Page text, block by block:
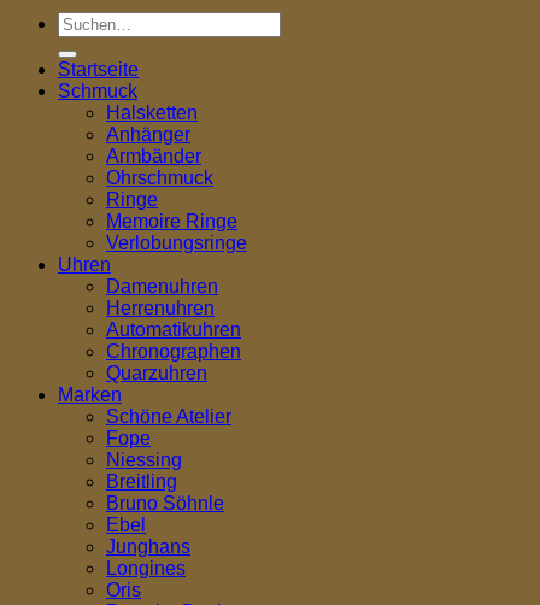
Suchen
nach:
Startseite
Schmuck
Halsketten
Anhänger
Armbänder
Ohrschmuck
Ringe
Memoire Ringe
Verlobungsringe
Uhren
Damenuhren
Herrenuhren
Automatikuhren
Chronographen
Quarzuhren
Marken
Schöne Atelier
Fope
Niessing
Breitling
Bruno Söhnle
Ebel
Junghans
Longines
Oris